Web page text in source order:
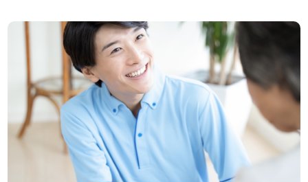
れる『東京都指定二次救急告示医療機関病院』様です。働
きやすい職場環境、多職種の職員様同士の抜群のチームワ
ーク、先輩職員様からのあたたかなサポートもうれしいポ
イント！『お一人おひとりに寄り添ったリハビリを実現し
たい』『仕事を通じて学びたい、専門性を高めたい』『や
りがいを感じながら働きたい』『ワークライフバランスを
充実させたい』『転職で資格を活かしキャリアチェンジ、
キャリアアップを実現したい』『施設形態や環境を変えて
仕事をしたい』等の方も大歓迎です。募集詳細や働き方
等、担当コンサルタントよりご案内します。お問い合わせ
も遠慮なくお願いします。